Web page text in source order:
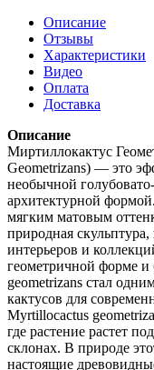
Описание
Отзывы
Характеристики
Видео
Оплата
Доставка
Описание
Миртиллокактус
Geometrizans) — это
необычной
архитектурной
мягким матовым
природная
интерьеров и
геометричной форме и
geometrizans стал
кактусов для
Myrtillocactus
где растение растет
склонах. В природе
настоящие